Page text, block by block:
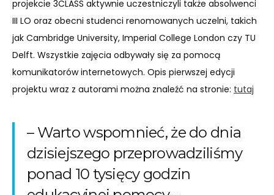
projekcie 3CLASS aktywnie uczestniczyli także absolwenci
III LO oraz obecni studenci renomowanych uczelni, takich
jak Cambridge University, Imperial College London czy TU
Delft. Wszystkie zajęcia odbywały się za pomocą
komunikatorów internetowych. Opis pierwszej edycji
projektu wraz z autorami można znaleźć na stronie: tutaj
– Warto wspomnieć, że do dnia
dzisiejszego przeprowadziliśmy
ponad 10 tysięcy godzin